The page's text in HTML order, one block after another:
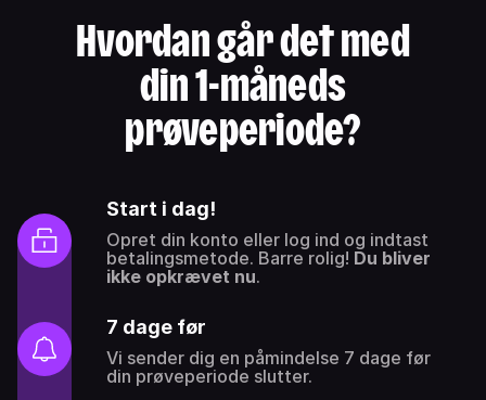
Hvordan går det med
din 1-måneds
prøveperiode?
Start i dag!
Opret din konto eller log ind og indtast
betalingsmetode. Barre rolig! Du bliver
ikke opkrævet nu.
7 dage før
Vi sender dig en påmindelse 7 dage før
din prøveperiode slutter.